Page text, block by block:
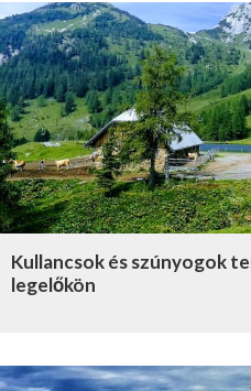
Kullancsok és szúnyogok
legelőkön